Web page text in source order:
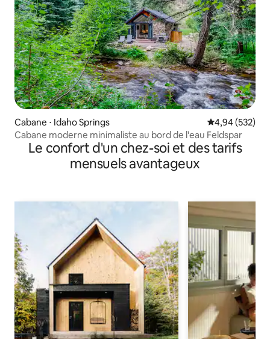
Cabane ⋅ Idaho Springs Évaluation
4,94 (532)
Cabane moderne minimaliste au bord de l'eau Feldspar
Le confort d'un chez-soi et des tarifs
mensuels avantageux